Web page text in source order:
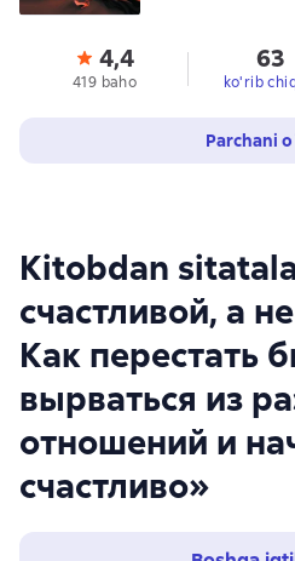
Kitobdan
счастливой, а
Как перестать
вырваться из
отношений и
счастливо»
4,4
419 baho
63
ko'rib
Parchani